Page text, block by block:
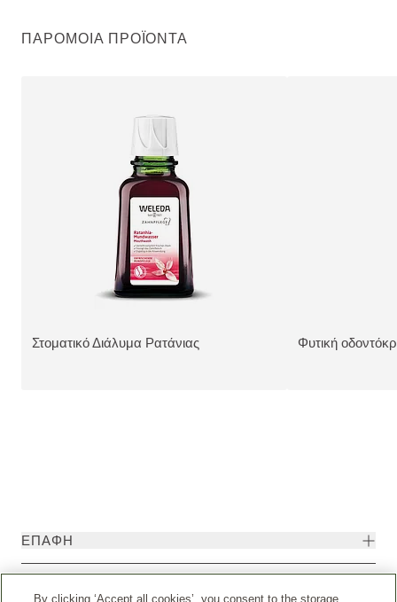
ΠΑΡΌΜΟΙΑ ΠΡΟΪΌΝΤΑ
ΔΕΊΤΕ ΤΟ ΠΡΟΪΌΝ:
Στοματικό Διάλυμα Ρατάνιας ΔΕΊΤΕ ΤΟ
Φυτική
ΕΠΑΦΉ
By clicking ‘Accept all cookies’, you consent to the storage